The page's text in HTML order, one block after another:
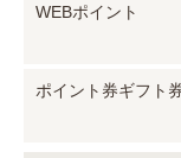
WEBポイント
ポイント券ギフト